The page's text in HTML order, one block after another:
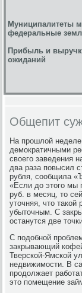
Муниципалитеты
федеральные
Прибыль и
ожиданий
Общепит
На прошлой
демократичными
своего заведения
два раза повысил
рубля, сообщила
«Если до этого мы
руб. в месяц, то
уточняя, что
убыточным. С
останутся две
С подобной
закрывающий
Тверской-Ямской
недвижимости. В
продолжает
это помещение